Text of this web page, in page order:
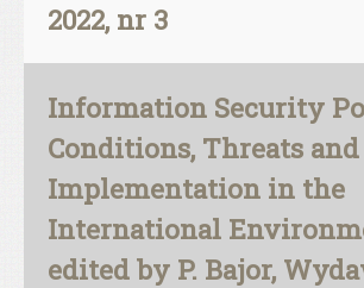
2022, nr 3
Information Security
Conditions, Threats and
Implementation in the
International
edited by P. Bajor,